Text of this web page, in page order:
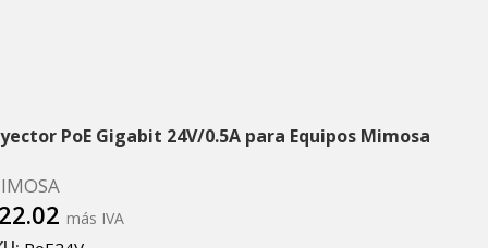
PoE Gigabit 24V/0.5A para Equipos Mimosa
más IVA